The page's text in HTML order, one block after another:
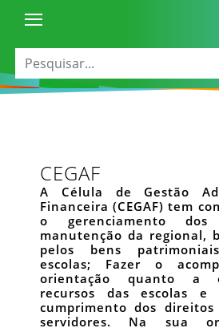
CEGAF
A Célula de Gestão
Financeira (CEGAF) tem
o gerenciamento dos
manutenção da regional,
pelos bens
escolas; Fazer o
orientação quanto a
recursos das escolas
cumprimento dos
servidores. Na sua